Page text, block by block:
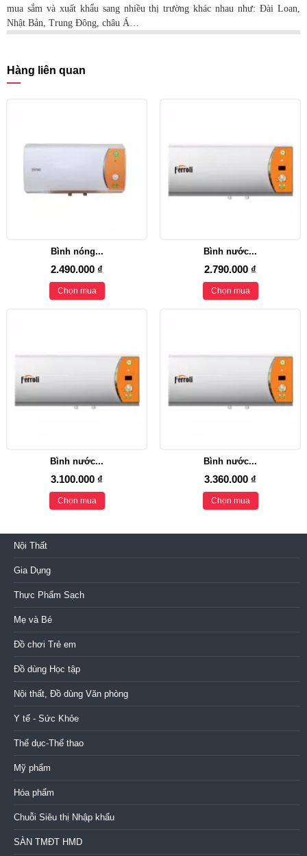
mua sắm và xuất khẩu sang nhiều thị trường khác nhau như: Đài Loan,
Nhật Bản, Trung Đông, châu Á…
Hàng liên quan
Bình nóng...
2.490.000 ₫
Chọn mua
Bình nước...
2.790.000 ₫
Chọn mua
Bình nước...
3.100.000 ₫
Chọn mua
Bình nước...
3.360.000 ₫
Chọn mua
Nội Thất
Gia Dụng
Thực Phẩm Sạch
Mẹ và Bé
Đồ chơi Trẻ em
Đồ dùng Học tập
Nội thất, Đồ dùng Văn phòng
Y tế - Sức Khỏe
Thể dục-Thể thao
Mỹ phẩm
Hóa phẩm
Chuỗi Siêu thị Nhập khẩu
SÀN TMĐT HMD